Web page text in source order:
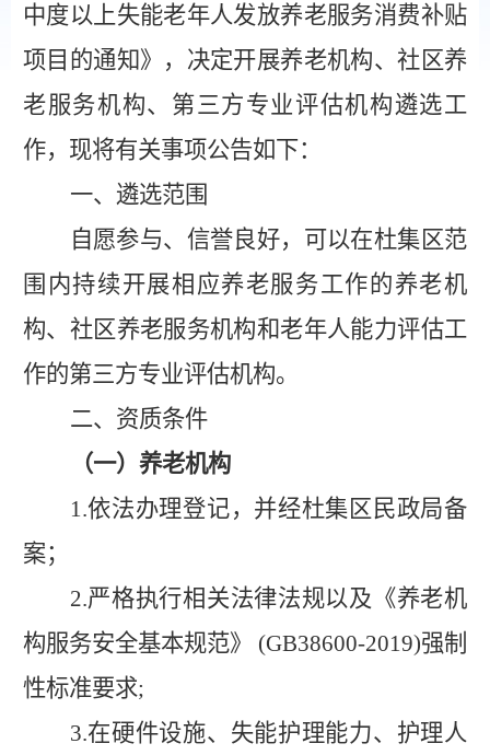
中度以上失能老年人发放养老服务消费补贴
项目的通知》，决定开展养老机构、社区养
老服务机构、第三方专业评估机构遴选工
作，现将有关事项公告如下：
一、遴选范围
自愿参与、信誉良好，可以在杜集区范
围内持续开展相应养老服务工作的养老机
构、社区养老服务机构和老年人能力评估工
作的第三方专业评估机构。
二、资质条件
（一）养老机构
1.依法办理登记，并经杜集区民政局备
案；
2.严格执行相关法律法规以及《养老机
构服务安全基本规范》 (GB38600-2019)强制
性标准要求;
3.在硬件设施、失能护理能力、护理人